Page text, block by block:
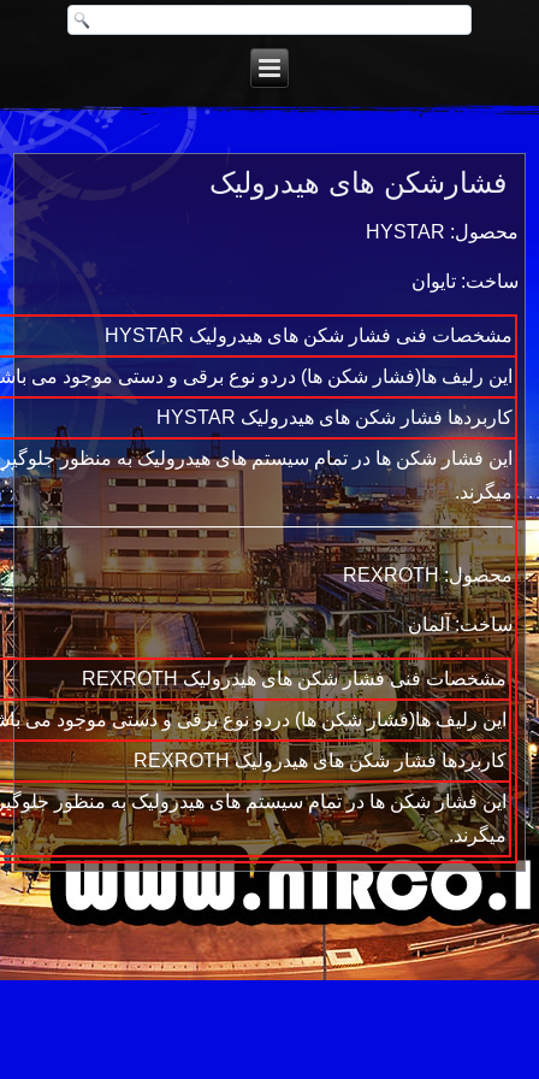
فشارشکن های هیدرولیک
محصول: HYSTAR
ساخت: تایوان
مشخصات فنی فشار شكن های هیدرولیک HYSTAR
این رلیف ها(فشار شکن ها) دردو نوع برقی و دستی موجود می باشند و همچنین
کاربردها فشار شكن های هیدرولیک HYSTAR
این فشار شکن ها در تمام سیستم های هیدرولیک به منظور
میگرند.
محصول: REXROTH
ساخت: آلمان
مشخصات فنی فشار شكن های هیدرولیک REXROTH
این رلیف ها(فشار شکن ها) دردو نوع برقی و دستی موجود می
کاربردها فشار شكن های هیدرولیک REXROTH
این فشار شکن ها در تمام سیستم های هیدرولیک به منظور
میگرند.